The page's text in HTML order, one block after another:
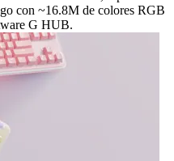
con ~16.8M de colores RGB
G HUB.